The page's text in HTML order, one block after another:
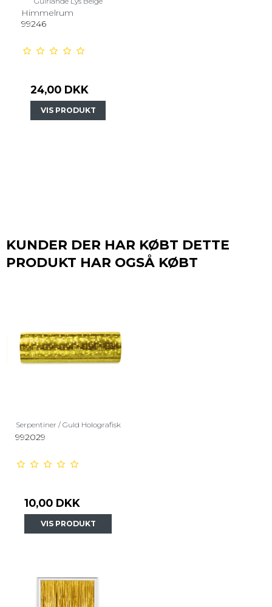
Himmelrum
99246
24,00 DKK
VIS PRODUKT
KUNDER DER HAR KØBT DETTE
PRODUKT HAR OGSÅ KØBT
Serpentiner / Guld Holografisk
992029
10,00 DKK
VIS PRODUKT